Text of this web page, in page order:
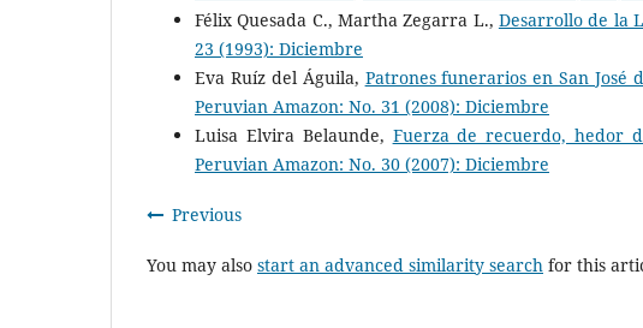
Félix Quesada C., Martha Zegarra L., Desarrollo de la
23 (1993): Diciembre
Eva Ruíz del Águila, Patrones funerarios en San
Peruvian Amazon: No. 31 (2008): Diciembre
Luisa Elvira Belaunde, Fuerza de recuerdo, hedor
Peruvian Amazon: No. 30 (2007): Diciembre
Previous
You may also start an advanced similarity search for this